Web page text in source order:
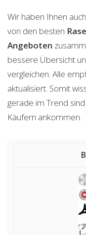
Wir haben Ihnen
von den besten
Angeboten
bessere Übersicht
vergleichen. Alle
aktualisiert. Somit
gerade im Trend
Käufern ankommen.